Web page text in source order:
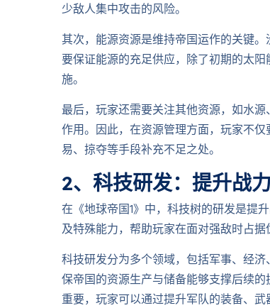
少敌人集中攻击的风险。
其次，能源资源是维持帝国运作的关键
要保证能源的充足供应，除了初期的太
施。
最后，玩家还需要关注其他资源，如水
作用。因此，在资源管理方面，玩家不
易、掠夺等手段补充不足之处。
2、科技研发：提升战
在《地球帝国1》中，科技树的研发是提
及特殊能力，帮助玩家在面对强敌时占据
科技研发分为多个领域，包括军事、经
保帝国的资源生产与储备能够支撑后续
重要，玩家可以通过提升军队的装备、武